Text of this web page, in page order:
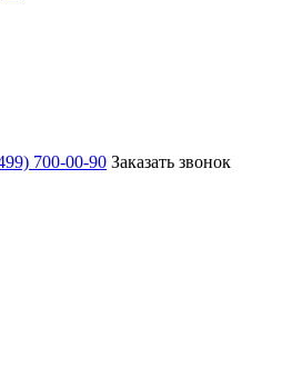
700-00-90 Заказать звонок